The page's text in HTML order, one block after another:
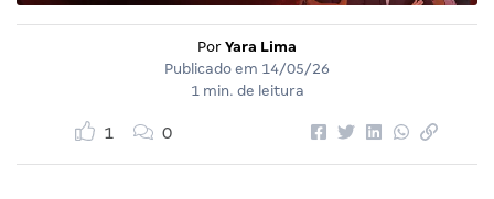
Por Yara Lima
Publicado em 14/05/26
1 min. de leitura
1 0